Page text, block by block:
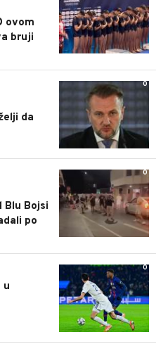
ovom
bruji
0
da
0
Blu Bojsi
po
0
u